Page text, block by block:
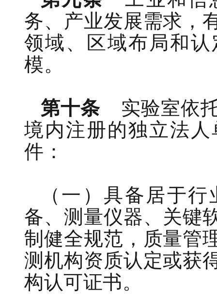
务、产业发展需求 ，
领域、区域布局和认
模。
第十条
实验室依
境内注册的独立法
件：
（一） 具备居于行
备、测量仪器、关键
制健全规范 ， 质量管
测机构资质认定或获
构认可证书。